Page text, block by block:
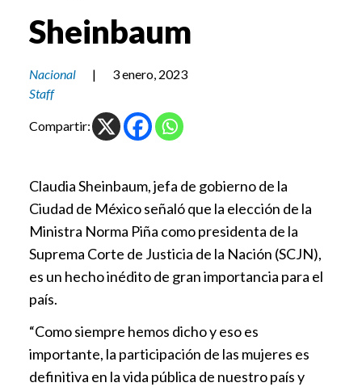
Sheinbaum
Nacional |
3 enero, 2023
Staff
Compartir:
Claudia Sheinbaum, jefa de gobierno de la
Ciudad de México señaló que la elección de la
Ministra Norma Piña como presidenta de la
Suprema Corte de Justicia de la Nación (SCJN),
es un hecho inédito de gran importancia para el
país.
“Como siempre hemos dicho y eso es
importante, la participación de las mujeres es
definitiva en la vida pública de nuestro país y